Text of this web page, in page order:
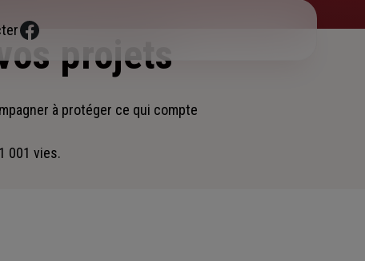
projets
à protéger ce qui compte
001 vies.